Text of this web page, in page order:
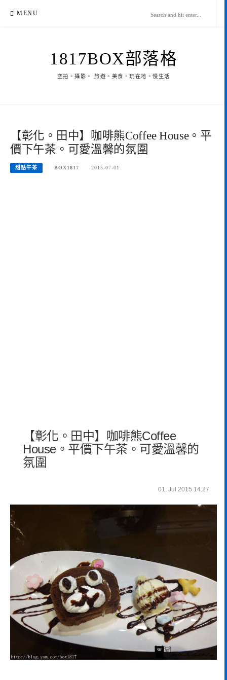
MENU
1817BOX部落格
空拍。攝影。 旅遊。美食。玩在地。慢生活
【彰化。田中】咖啡熊Coffee House。平
價下午茶。可愛溫馨的氛圍
甜點午茶 BOX1817 2015-07-01
【彰化。田中】咖啡熊Coffee
House。平價下午茶。可愛溫馨的
氛圍
01, Jul 2015 14:27